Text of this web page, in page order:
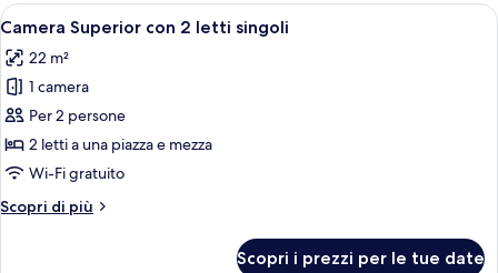
Apri
tutte
le
foto
per
Camera
Superior
2
Una camera d'albergo con un letto,
4
Camera Superior con 2 letti singoli
22 m²
1 camera
Per 2 persone
2 letti a una piazza e mezza
Wi-Fi gratuito
Scopri di più
Altri
Scopri i prezzi per le tue date